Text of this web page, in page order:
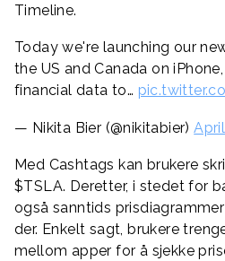
Timeline.
Today we're launching our
the US and Canada on
financial data to…
— Nikita Bier (@nikitabier)
Med Cashtags kan brukere
$TSLA. Deretter, i stedet for
også sanntids
der. Enkelt sagt, brukere
mellom apper for å sjekke